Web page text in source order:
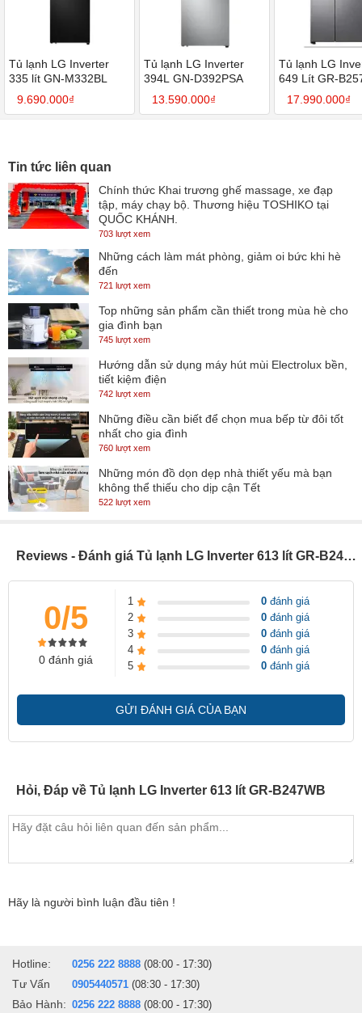
Tủ lạnh LG Inverter
335 lít GN-M332BL
9.690.000₫
Tủ lạnh LG Inverter
394L GN-D392PSA
13.590.000₫
Tủ lạnh LG
649 Lít GR-
17.990.000₫
Tin tức liên quan
Chính thức Khai trương ghế massage, xe đạp
tập, máy chạy bộ. Thương hiệu TOSHIKO tại
QUỐC KHÁNH.
703 lượt xem
Những cách làm mát phòng, giảm oi bức khi hè
đến
721 lượt xem
Top những sản phẩm cần thiết trong mùa hè cho
gia đình bạn
745 lượt xem
Hướng dẫn sử dụng máy hút mùi Electrolux bền,
tiết kiệm điện
742 lượt xem
Những điều cần biết để chọn mua bếp từ đôi tốt
nhất cho gia đình
760 lượt xem
Những món đồ dọn dẹp nhà thiết yếu mà bạn
không thể thiếu cho dịp cận Tết
522 lượt xem
Reviews - Đánh giá Tủ lạnh LG Inverter 613 lít GR-B247WB
0/5
0 đánh giá
1 0 đánh giá
2
0 đánh giá
3
0 đánh giá
4
0 đánh giá
5
0 đánh giá
GỬI ĐÁNH GIÁ CỦA BẠN
Hỏi, Đáp về Tủ lạnh LG Inverter 613 lít GR-B247WB
Hãy là người bình luận đầu tiên !
Hotline: 0256 222 8888 (08:00 - 17:30)
Tư Vấn 0905440571 (08:30 - 17:30)
Bảo Hành: 0256 222 8888 (08:00 - 17:30)